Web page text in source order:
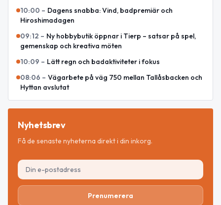
10:00 – Dagens snabba: Vind, badpremiär och
Hiroshimadagen
09:12 – Ny hobbybutik öppnar i Tierp – satsar på spel,
gemenskap och kreativa möten
10:09 – Lätt regn och badaktiviteter i fokus
08:06 – Vägarbete på väg 750 mellan Tallåsbacken och
Hyttan avslutat
Nyhetsbrev
Få de senaste nyheterna direkt i din inkorg.
Prenumerera